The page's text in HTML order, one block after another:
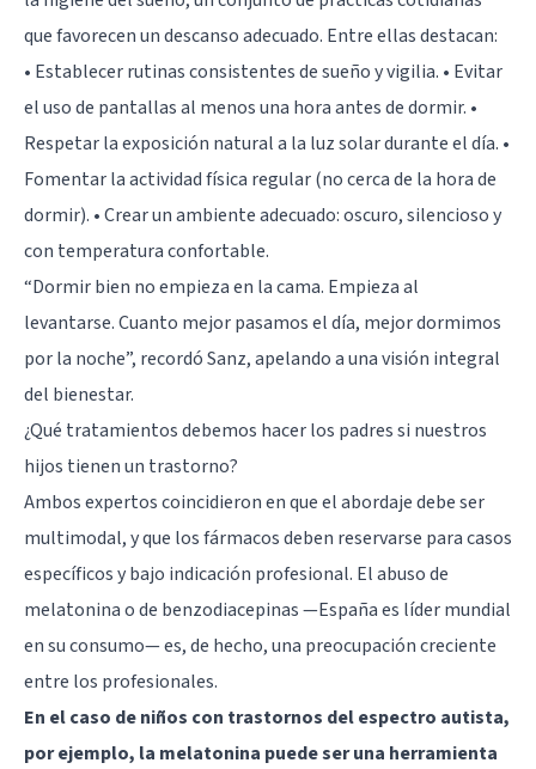
que favorecen un descanso adecuado. Entre ellas destacan:
• Establecer rutinas consistentes de sueño y vigilia. • Evitar
el uso de pantallas al menos una hora antes de dormir. •
Respetar la exposición natural a la luz solar durante el día. •
Fomentar la actividad física regular (no cerca de la hora de
dormir). • Crear un ambiente adecuado: oscuro, silencioso y
con temperatura confortable.
“Dormir bien no empieza en la cama. Empieza al
levantarse. Cuanto mejor pasamos el día, mejor dormimos
por la noche”, recordó Sanz, apelando a una visión integral
del bienestar.
¿Qué tratamientos debemos hacer los padres si nuestros
hijos tienen un trastorno?
Ambos expertos coincidieron en que el abordaje debe ser
multimodal, y que los fármacos deben reservarse para casos
específicos y bajo indicación profesional. El abuso de
melatoninao de benzodiacepinas —España es líder mundial
en su consumo— es, de hecho, una preocupación creciente
entre los profesionales.
En el caso de niños con trastornos del espectro autista,
por ejemplo, la melatonina puede ser una herramienta